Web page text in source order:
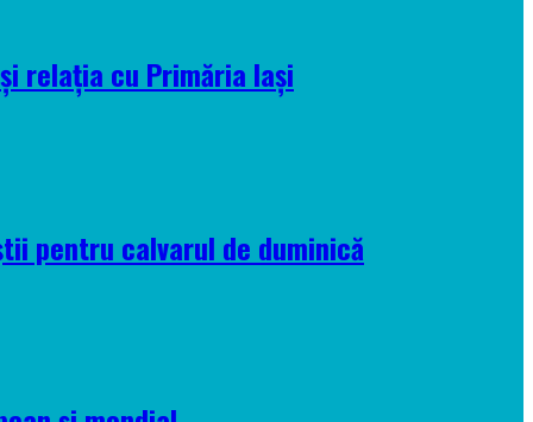
relația cu Primăria Iași
pentru calvarul de duminică